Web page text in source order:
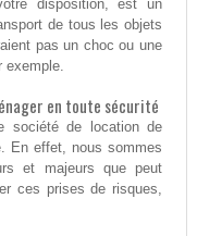
disposition, est un
de tous les objets
pas un choc ou une
exemple.
en toute sécurité
société de location de
En effet, nous sommes
et majeurs que peut
ces prises de risques,